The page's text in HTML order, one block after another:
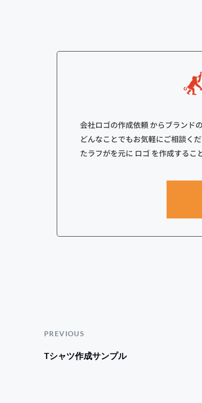
会社ロゴの作成依頼 からブランド
どんなことでもお気軽にご相談く
たラフがを元に ロゴ を作成するこ
PREVIOUS
Tシャツ作成サンプル